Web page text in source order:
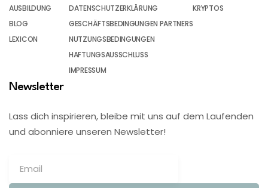
AUSBILDUNG
BLOG
LEXICON
DATENSCHUTZERKLÄRUNG
GESCHÄFTSBEDINGUNGEN PARTNERS
NUTZUNGSBEDINGUNGEN
HAFTUNGSAUSSCHLUSS
IMPRESSUM
KRYPTOS
Newsletter
Lass dich inspirieren, bleibe mit uns auf dem Laufenden
und abonniere unseren Newsletter!